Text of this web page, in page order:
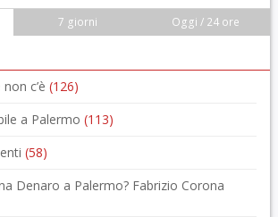
7 giorni Oggi / 24 ore
c’è (126)
a Palermo (113)
(58)
Denaro a Palermo? Fabrizio Corona